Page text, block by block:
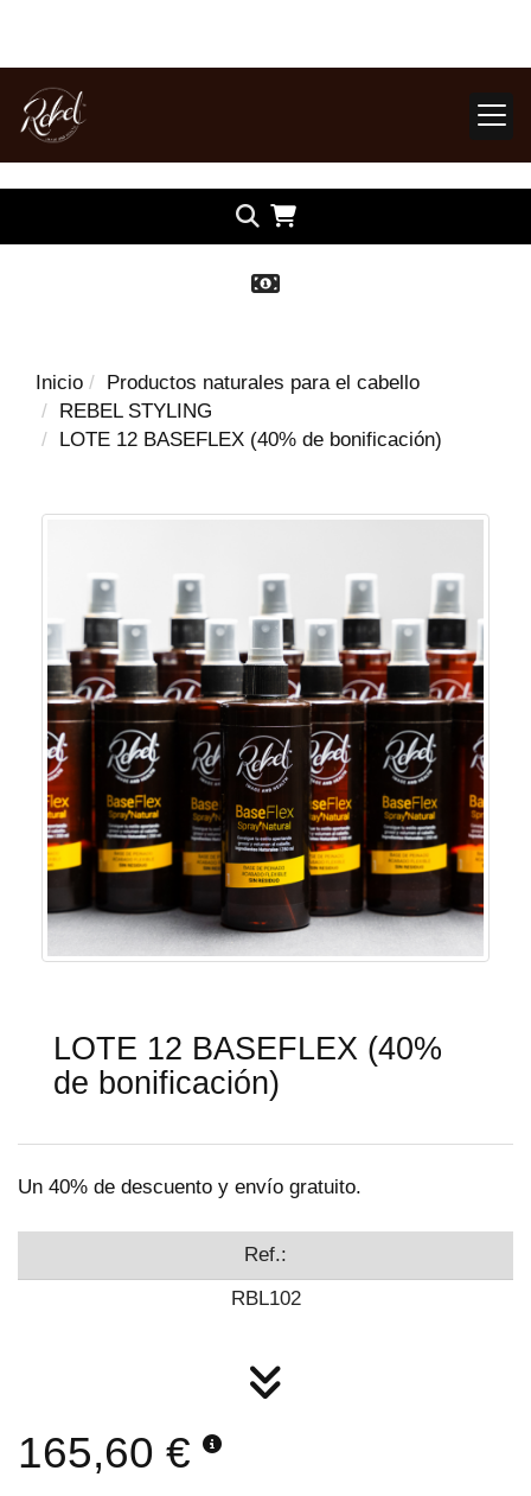
Inicio
Productos naturales para el cabello
REBEL STYLING
LOTE 12 BASEFLEX (40% de bonificación)
LOTE 12 BASEFLEX (40%
de bonificación)
Un 40% de descuento y envío gratuito.
Ref.:
RBL102
165,60 €